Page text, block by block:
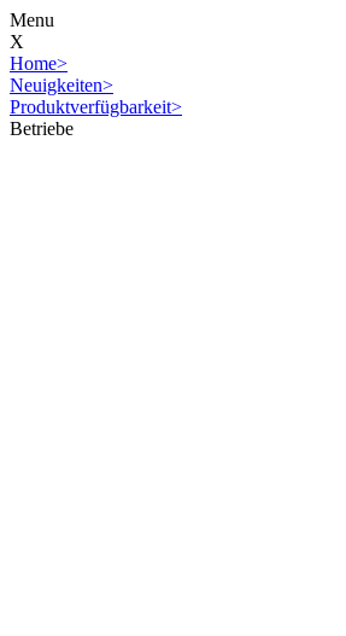
Menu
X
Home>
Neuigkeiten>
Produktverfügbarkeit>
Betriebe